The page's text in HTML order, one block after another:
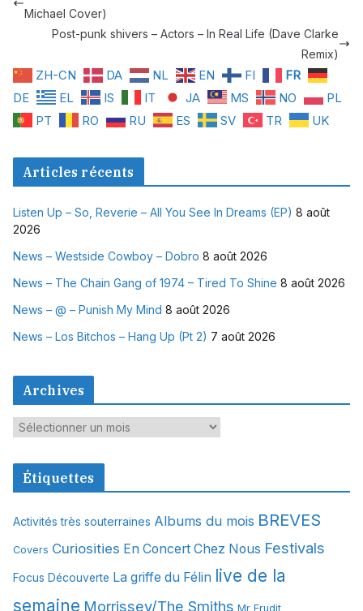
Michael Cover)
Post-punk shivers – Actors – In Real Life (Dave Clarke
Remix)
ZH-CN DA NL EN FI
FR
DE
EL IS IT JA MS NO
PL
PT
RO RU ES SV TR UK
Articles récents
Listen Up – So, Reverie – All You See In Dreams (EP) 8 août
2026
News – Westside Cowboy – Dobro 8 août 2026
News – The Chain Gang of 1974 – Tired To Shine 8 août 2026
News – @ – Punish My Mind 8 août 2026
News – Los Bitchos – Hang Up (Pt 2) 7 août 2026
Archives
A
c
v
e
Étiquettes
Activités très souterraines Albums du mois BREVES
Covers Curiosities En Concert Chez Nous Festivals
Focus Découverte La griffe du Félin live de la
semaine Morrissey/The Smiths Mr Erudit